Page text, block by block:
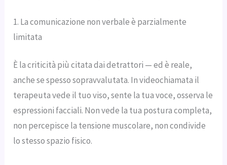
1. La comunicazione non verbale è parzialmente
limitata
È la criticità più citata dai detrattori — ed è reale,
anche se spesso sopravvalutata. In videochiamata il
terapeuta vede il tuo viso, sente la tua voce, osserva le
espressioni facciali. Non vede la tua postura completa,
non percepisce la tensione muscolare, non condivide
lo stesso spazio fisico.